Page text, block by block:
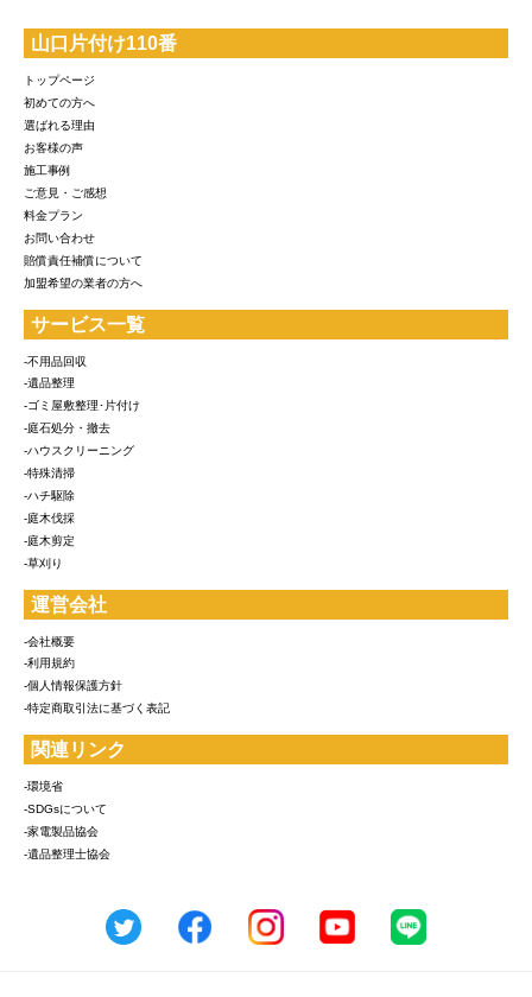
山口片付け110番
トップページ
初めての方へ
選ばれる理由
お客様の声
施工事例
ご意見・ご感想
料金プラン
お問い合わせ
賠償責任補償について
加盟希望の業者の方へ
サービス一覧
-不用品回収
-遺品整理
-ゴミ屋敷整理･片付け
-庭石処分・撤去
-ハウスクリーニング
-特殊清掃
-ハチ駆除
-庭木伐採
-庭木剪定
-草刈り
運営会社
-会社概要
-利用規約
-個人情報保護方針
-特定商取引法に基づく表記
関連リンク
-環境省
-SDGsについて
-家電製品協会
-遺品整理士協会